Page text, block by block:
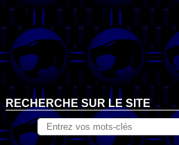
RECHERCHE SUR LE SITE